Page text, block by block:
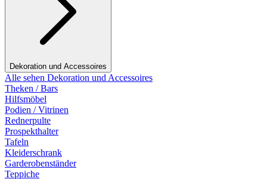
Dekoration und Accessoires
Alle sehen Dekoration und Accessoires
Theken / Bars
Hilfsmöbel
Podien / Vitrinen
Rednerpulte
Prospekthalter
Tafeln
Kleiderschrank
Garderobenständer
Teppiche